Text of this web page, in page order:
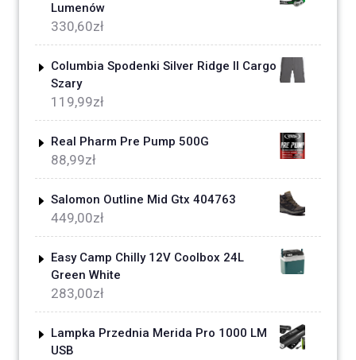
Lumenów
330,60zł
Columbia Spodenki Silver Ridge II Cargo
Szary
119,99zł
Real Pharm Pre Pump 500G
88,99zł
Salomon Outline Mid Gtx 404763
449,00zł
Easy Camp Chilly 12V Coolbox 24L
Green White
283,00zł
Lampka Przednia Merida Pro 1000 LM
USB